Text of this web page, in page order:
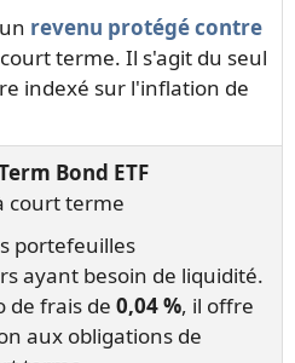
revenu protégé contre
terme. Il s'agit du seul
indexé sur l'inflation de
Bond ETF
court terme
portefeuilles
ayant besoin de liquidité.
de frais de 0,04 %, il offre
aux obligations de